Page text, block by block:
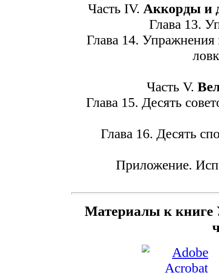
Часть IV. Аккорды и
Глава 13.
Глава 14. Упражнения
Часть V.
Глава 15. Десять
Глава 16. Десять
Приложение.
Материалы к книге